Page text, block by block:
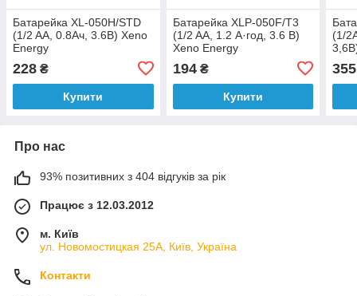
Батарейка XL-050H/STD
(1/2 AA, 0.8Ач, 3.6В) Xeno
Energy
228 ₴
Купити
Батарейка XLP-050F/T3
(1/2 AA, 1.2 А·год, 3.6 В)
Xeno Energy
194₴
Купити
(1/
355
Про нас
93% позитивних з 404 відгуків за рік
Працює з 12.03.2012
м. Київ
ул. Новомостицкая 25А, Київ, Україна
Контакти